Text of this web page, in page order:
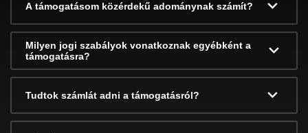
A támogatásom közérdekű adománynak számít?
Milyen jogi szabályok vonatkoznak egyébként a
támogatásra?
Tudtok számlát adni a támogatásról?